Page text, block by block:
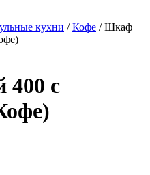
кухни /Кофе / Шкаф
400 с